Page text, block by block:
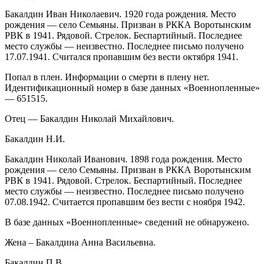
Бакалдин Иван Николаевич. 1920 года рождения. Место
рождения — село Семьяны. Призван в РККА Воротынским
РВК в 1941. Рядовой. Стрелок. Беспартийный. Последнее
место службы — неизвестно. Последнее письмо получено
17.07.1941. Считался пропавшим без вести октября 1941.
Попал в плен. Информации о смерти в плену нет.
Идентификационный номер в базе данных «Военнопленные»
— 651515.
Отец — Бакалдин Николай Михайлович.
Бакалдин Н.И.
Бакалдин Николай Иванович. 1898 года рождения. Место
рождения — село Семьяны. Призван в РККА Воротынским
РВК в 1941. Рядовой. Стрелок. Беспартийный. Последнее
место службы — неизвестно. Последнее письмо получено
07.08.1942. Считается пропавшим без вести с ноября 1942.
В базе данных «Военнопленные» сведений не обнаружено.
Жена – Бакалдина Анна Васильевна.